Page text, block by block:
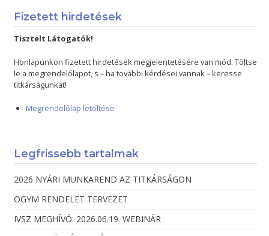
Fizetett hirdetések
Tisztelt Látogatók!
Honlapunkon fizetett hirdetések megjelentetésére van mód. Töltse
le a megrendelőlapot, s – ha további kérdései vannak – keresse
titkárságunkat!
Megrendelőlap letöltése
Legfrissebb tartalmak
2026 NYÁRI MUNKAREND AZ TITKÁRSÁGON
OGYM RENDELET TERVEZET
IVSZ MEGHÍVÓ: 2026.06.19. WEBINÁR